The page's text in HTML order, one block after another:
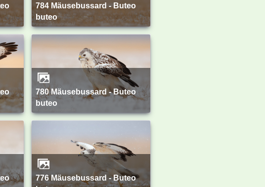
784 Mäusebussard - Buteo
buteo
780 Mäusebussard - Buteo
buteo
776 Mäusebussard - Buteo